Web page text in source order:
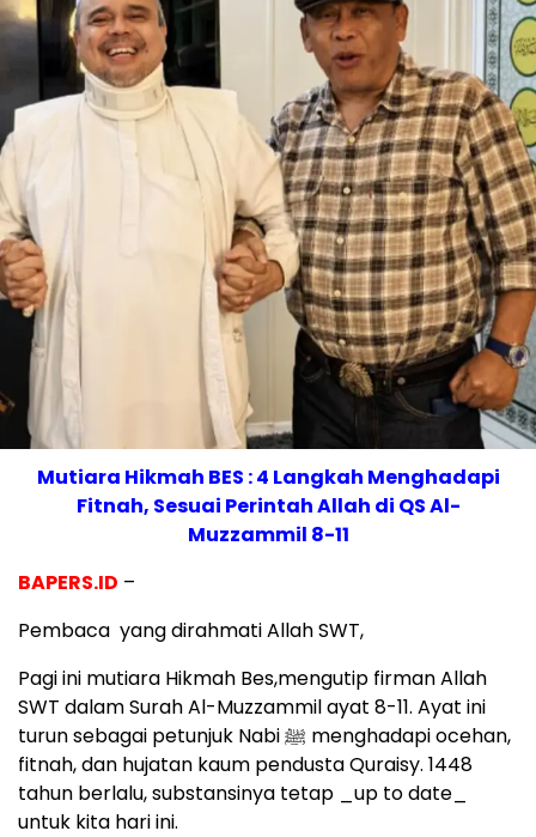
Mutiara Hikmah BES : 4 Langkah Menghadapi
Fitnah, Sesuai Perintah Allah di QS Al-
Muzzammil 8-11
BAPERS.ID –
Pembaca yang dirahmati Allah SWT,
Pagi ini mutiara Hikmah Bes,mengutip firman Allah
SWT dalam Surah Al-Muzzammil ayat 8-11. Ayat ini
turun sebagai petunjuk Nabi ﷺ menghadapi ocehan,
fitnah, dan hujatan kaum pendusta Quraisy. 1448
tahun berlalu, substansinya tetap _up to date_
untuk kita hari ini.